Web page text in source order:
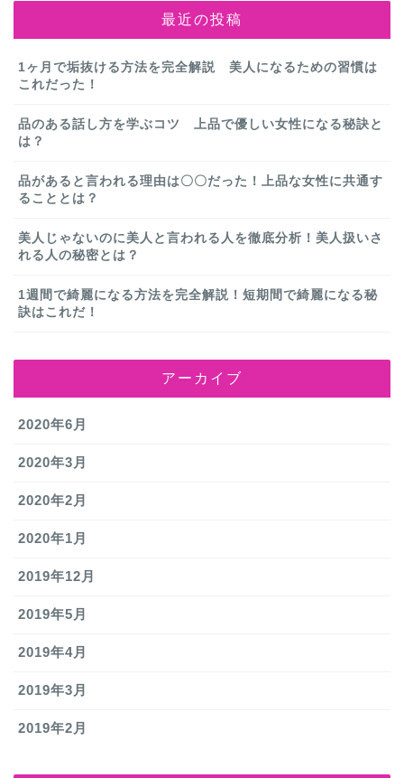
最近の投稿
1ヶ月で垢抜ける方法を完全解説 美人になるための習慣は
これだった！
品のある話し方を学ぶコツ 上品で優しい女性になる秘訣と
は？
品があると言われる理由は〇〇だった！上品な女性に共通す
ることとは？
美人じゃないのに美人と言われる人を徹底分析！美人扱いさ
れる人の秘密とは？
1週間で綺麗になる方法を完全解説！短期間で綺麗になる秘
訣はこれだ！
アーカイブ
2020年6月
2020年3月
2020年2月
2020年1月
2019年12月
2019年5月
2019年4月
2019年3月
2019年2月